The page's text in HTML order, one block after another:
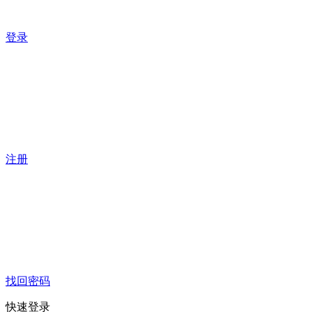
登录
注册
找回密码
快速登录